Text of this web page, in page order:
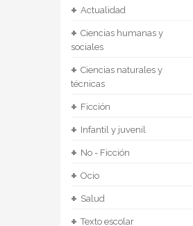
+ Actualidad
+ Ciencias humanas y
sociales
+ Ciencias naturales y
técnicas
+ Ficción
+ Infantil y juvenil
+ No - Ficción
+ Ocio
+ Salud
+ Texto escolar